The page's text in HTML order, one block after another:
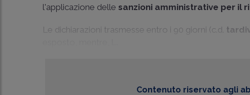
l'applicazione delle sanzioni amministrative per il
Le dichiarazioni trasmesse entro i 90 giorni (c.d.
Contenuto riservato agli